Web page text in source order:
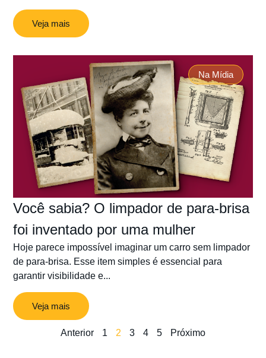
Veja mais
Na Mídia
Você sabia? O limpador de para-brisa
foi inventado por uma mulher
Hoje parece impossível imaginar um carro sem limpador
de para-brisa. Esse item simples é essencial para
garantir visibilidade e...
Veja mais
Anterior 1 2 3 4 5 Próximo